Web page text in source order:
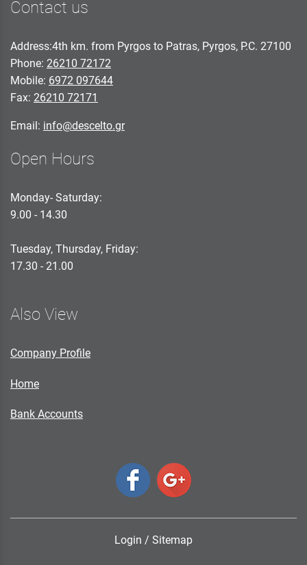
Contact us
Address:4th km. from Pyrgos to Patras, Pyrgos, P.C. 27100
Phone: 26210 72172
Mobile: 6972 097644
Fax: 26210 72171
Email: info@descelto.gr
Open Hours
Monday- Saturday:
9.00 - 14.30
Tuesday, Thursday, Friday:
17.30 - 21.00
Also View
Company Profile
Home
Bank Accounts
Login / Sitemap